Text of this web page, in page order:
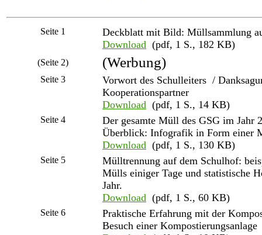
Seite 1
Deckblatt mit Bild: Müllsammlung
Download (pdf, 1 S., 182 KB)
(Seite 2) (Werbung)
Seite 3
Vorwort des Schulleiters /
Kooperationspartner
Download (pdf, 1 S., 14 KB)
Seite 4
Der gesamte Müll des GSG im Jahr
Überblick: Infografik in Form einer
Download (pdf, 1 S., 130 KB)
Seite 5
Mülltrennung auf dem Schulhof:
Mülls einiger Tage und statistische
Jahr.
Download (pdf, 1 S., 60 KB)
Seite 6
Praktische Erfahrung mit der
Besuch einer Kompostierungsanlage